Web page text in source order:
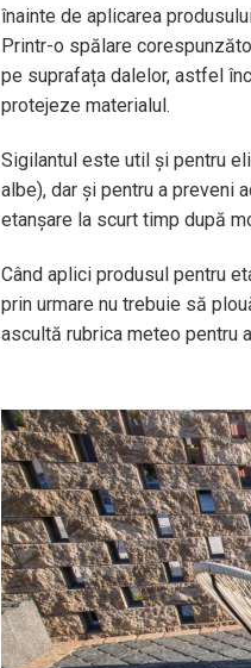
înainte de aplicarea
Printr-o spălare
pe suprafața dalelor, astfel
protejeze materialul.
Sigilantul este util și pentru
albe), dar și pentru a preveni
etanșare la scurt timp după
Când aplici produsul pentru
prin urmare nu trebuie să
ascultă rubrica meteo pentru